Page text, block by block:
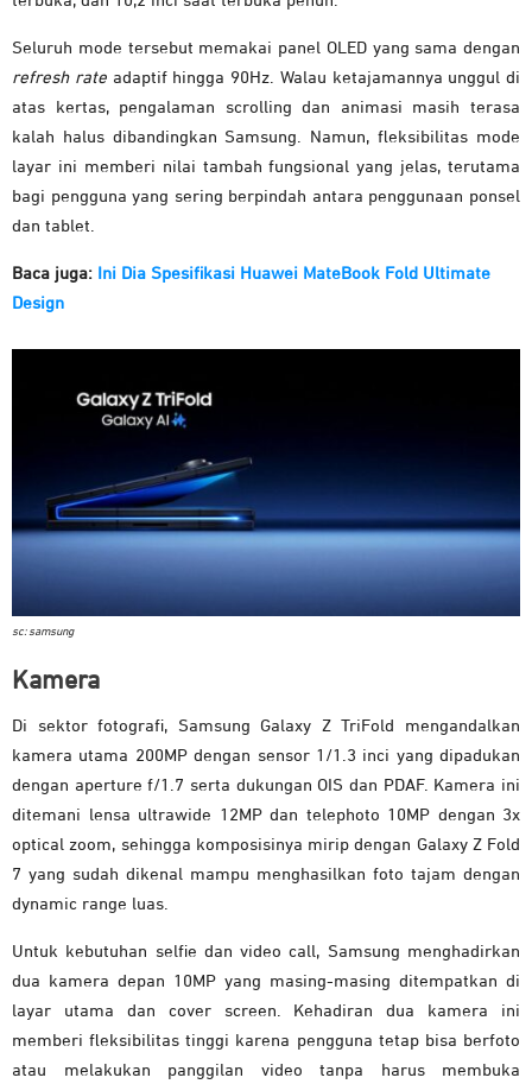
Seluruh mode tersebut memakai panel OLED yang sama dengan
refresh rateadaptif hingga 90Hz. Walau ketajamannya unggul di
atas kertas, pengalaman scrolling dan animasi masih terasa
kalah halus dibandingkan Samsung. Namun, fleksibilitas mode
layar ini memberi nilai tambah fungsional yang jelas, terutama
bagi pengguna yang sering berpindah antara penggunaan ponsel
dan tablet.
Baca juga: Ini Dia Spesifikasi Huawei MateBook Fold Ultimate
Design
sc: samsung
Kamera
Di sektor fotografi, Samsung Galaxy Z TriFold mengandalkan
kamera utama 200MP dengan sensor 1/1.3 inci yang dipadukan
dengan aperture f/1.7 serta dukungan OIS dan PDAF. Kamera ini
ditemani lensa ultrawide 12MP dan telephoto 10MP dengan 3x
optical zoom, sehingga komposisinya mirip dengan Galaxy Z Fold
7 yang sudah dikenal mampu menghasilkan foto tajam dengan
dynamic range luas.
Untuk kebutuhan selfie dan video call, Samsung menghadirkan
dua kamera depan 10MP yang masing-masing ditempatkan di
layar utama dan cover screen. Kehadiran dua kamera ini
memberi fleksibilitas tinggi karena pengguna tetap bisa berfoto
atau melakukan panggilan video tanpa harus membuka